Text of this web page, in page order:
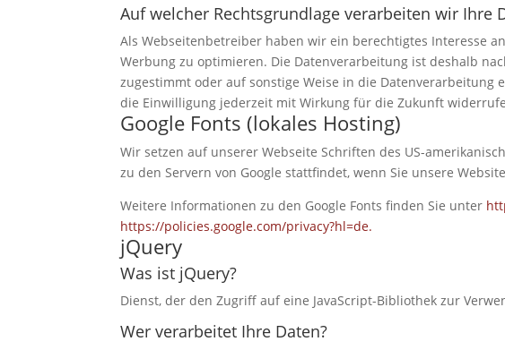
Auf welcher Rechtsgrundlage verarbeiten wir Ihre
Als Webseitenbetreiber haben wir ein berechtigtes Interesse
Werbung zu optimieren. Die Datenverarbeitung ist deshalb
zugestimmt oder auf sonstige Weise in die Datenverarbeitung
die Einwilligung jederzeit mit Wirkung für die Zukunft
Google Fonts (lokales Hosting)
Wir setzen auf unserer Webseite Schriften des US-
zu den Servern von Google stattfindet, wenn Sie unsere
Weitere Informationen zu den Google Fonts finden Sie unter
https://policies.google.com/privacy?hl=de.
jQuery
Was ist jQuery?
Dienst, der den Zugriff auf eine JavaScript-Bibliothek zur
Wer verarbeitet Ihre Daten?